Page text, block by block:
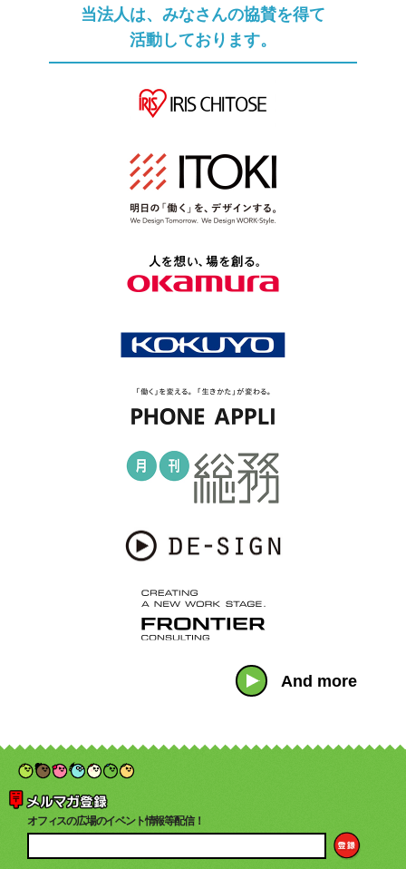
当法人は、みなさんの協賛を得て
活動しております。
And more
オフィスの広場のイベント情報等配信！